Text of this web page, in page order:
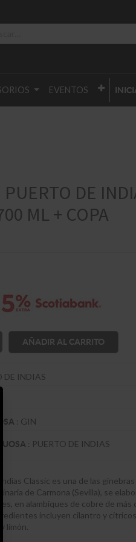
EVENTOS
PUERTO DE
ML + COPA
AÑADIR AL CARRITO
DE INDIAS
: GIN
: PUERTO DE INDIAS
Classic es una de las
de Carmona (Sevilla), se
en alambiques de cobre de más
incluyen cilantro y
limón.